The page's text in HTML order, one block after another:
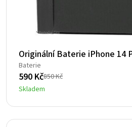
Originální Baterie iPhone 14
Baterie
850Kč
Původní
cena
byla:
850 Kč.
590 Kč
Aktuální
cena
je:
590 Kč.
Skladem